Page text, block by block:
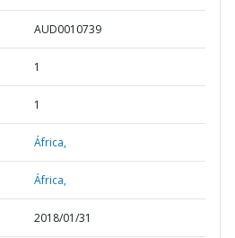
AUD0010739
1
1
África,
África,
2018/01/31